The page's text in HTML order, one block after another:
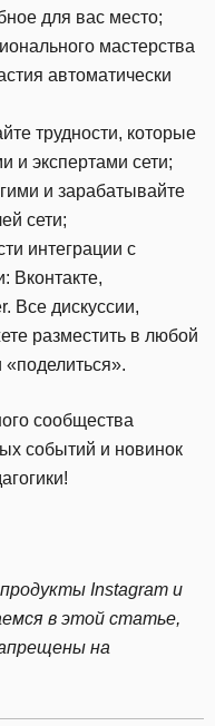
для вас место;
мастерства
автоматически
трудности, которые
и экспертами сети;
и зарабатывайте
сети;
интеграции с
Вконтакте,
Все дискуссии,
разместить в любой
сообщества
событий и новинок
Instagram и
в этой статье,
на